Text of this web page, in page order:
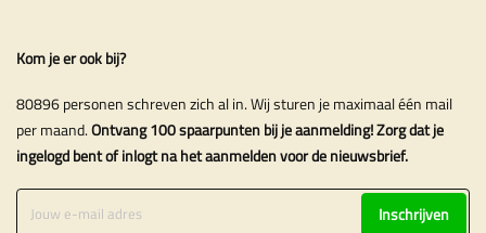
Kom je er ook bij?
80896 personen schreven zich al in. Wij sturen je maximaal één mail
per maand.Ontvang 100 spaarpunten bij je aanmelding! Zorg dat je
ingelogd bent of inlogt na het aanmelden voor de nieuwsbrief.
Inschrijven